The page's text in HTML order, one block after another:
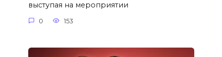
выступая на мероприятии
0 153